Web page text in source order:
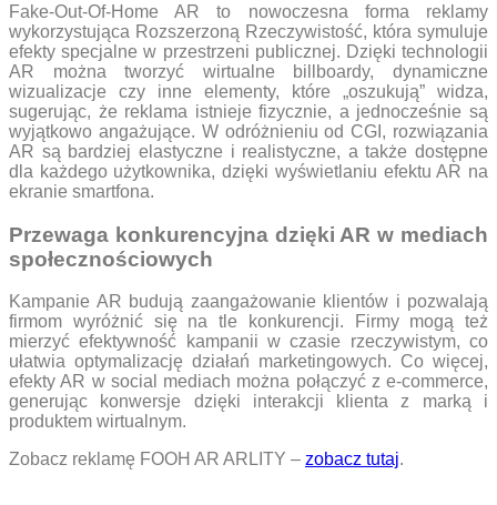
Fake-Out-Of-Home AR to nowoczesna forma reklamy
wykorzystująca Rozszerzoną Rzeczywistość, która symuluje
efekty specjalne w przestrzeni publicznej. Dzięki technologii
AR można tworzyć wirtualne billboardy, dynamiczne
wizualizacje czy inne elementy, które „oszukują” widza,
sugerując, że reklama istnieje fizycznie, a jednocześnie są
wyjątkowo angażujące. W odróżnieniu od CGI, rozwiązania
AR są bardziej elastyczne i realistyczne, a także dostępne
dla każdego użytkownika, dzięki wyświetlaniu efektu AR na
ekranie smartfona.
Przewaga konkurencyjna dzięki AR w mediach
społecznościowych
Kampanie AR budują zaangażowanie klientów i pozwalają
firmom wyróżnić się na tle konkurencji. Firmy mogą też
mierzyć efektywność kampanii w czasie rzeczywistym, co
ułatwia optymalizację działań marketingowych. Co więcej,
efekty AR w social mediach można połączyć z e-commerce,
generując konwersje dzięki interakcji klienta z marką i
produktem wirtualnym.
Zobacz reklamę FOOH AR ARLITY – zobacz tutaj.